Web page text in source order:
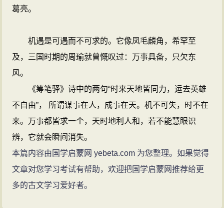
葛亮。
机遇是可遇而不可求的。它像凤毛麟角，希罕至
及，三国时期的周瑜就曾慨叹过：万事具备，只欠东
风。
《筹笔驿》诗中的两句“时来天地皆同力，运去英雄
不自由”， 所谓谋事在人，成事在天。机不可失，时不在
来。万事都皆求一个，天时地利人和，若不能慧眼识
辨，它就会瞬间消失。
本篇内容由国学启蒙网 yebeta.com 为您整理。如果觉得
文章对您学习考试有帮助，欢迎把国学启蒙网推荐给更
多的古文学习爱好者。